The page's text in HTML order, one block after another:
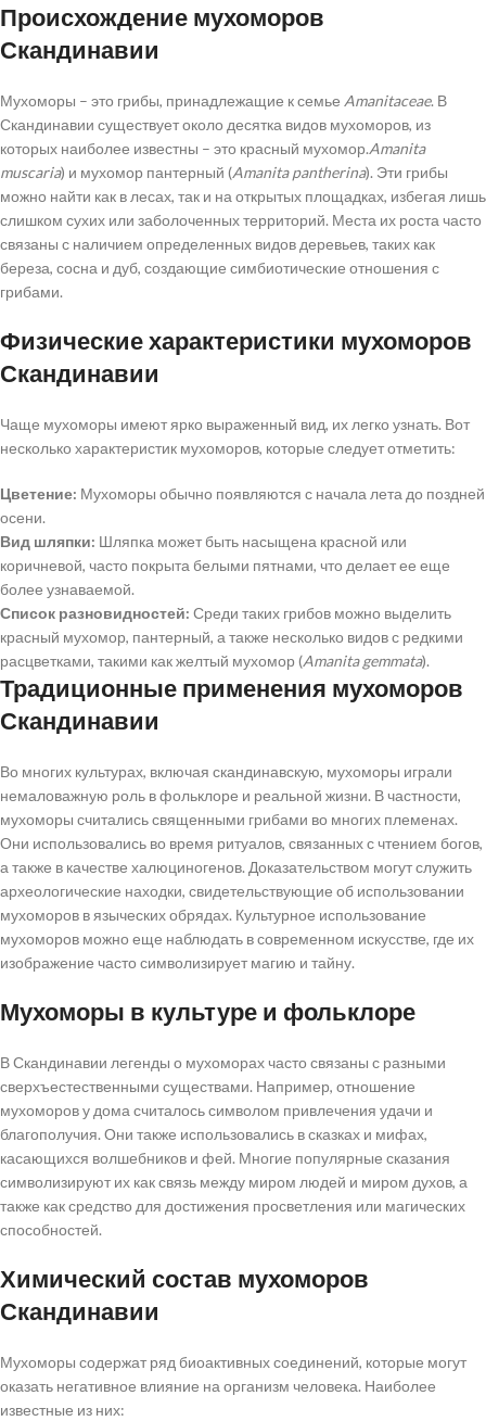
Происхождение мухоморов
Скандинавии
Мухоморы – это грибы, принадлежащие к семье Amanitaceae. В
Скандинавии существует около десятка видов мухоморов, из
которых наиболее известны – это красный мухомор.Amanita
muscaria) и мухомор пантерный (Amanita pantherina). Эти грибы
можно найти как в лесах, так и на открытых площадках, избегая лишь
слишком сухих или заболоченных территорий. Места их роста часто
связаны с наличием определенных видов деревьев, таких как
береза, сосна и дуб, создающие симбиотические отношения с
грибами.
Физические характеристики мухоморов
Скандинавии
Чаще мухоморы имеют ярко выраженный вид, их легко узнать. Вот
несколько характеристик мухоморов, которые следует отметить:
Цветение: Мухоморы обычно появляются с начала лета до поздней
осени.
Вид шляпки: Шляпка может быть насыщена красной или
коричневой, часто покрыта белыми пятнами, что делает ее еще
более узнаваемой.
Список разновидностей: Среди таких грибов можно выделить
красный мухомор, пантерный, а также несколько видов с редкими
расцветками, такими как желтый мухомор (Amanita gemmata).
Традиционные применения мухоморов
Скандинавии
Во многих культурах, включая скандинавскую, мухоморы играли
немаловажную роль в фольклоре и реальной жизни. В частности,
мухоморы считались священными грибами во многих племенах.
Они использовались во время ритуалов, связанных с чтением богов,
а также в качестве халюциногенов. Доказательством могут служить
археологические находки, свидетельствующие об использовании
мухоморов в языческих обрядах. Культурное использование
мухоморов можно еще наблюдать в современном искусстве, где их
изображение часто символизирует магию и тайну.
Мухоморы в культуре и фольклоре
В Скандинавии легенды о мухоморах часто связаны с разными
сверхъестественными существами. Например, отношение
мухоморов у дома считалось символом привлечения удачи и
благополучия. Они также использовались в сказках и мифах,
касающихся волшебников и фей. Многие популярные сказания
символизируют их как связь между миром людей и миром духов, а
также как средство для достижения просветления или магических
способностей.
Химический состав мухоморов
Скандинавии
Мухоморы содержат ряд биоактивных соединений, которые могут
оказать негативное влияние на организм человека. Наиболее
известные из них: